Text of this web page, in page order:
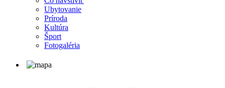
Ubytovanie
Príroda
Kultúra
Šport
Fotogaléria